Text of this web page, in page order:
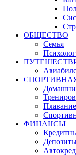
ОБЩЕСТВО
Семья
Плавание
ФИНАНСЫ
Депозиты